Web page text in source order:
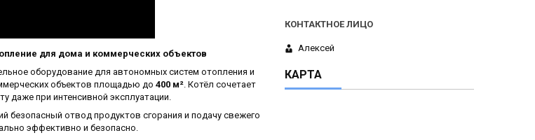
для дома и коммерческих объектов
оборудование для автономных систем отопления и
объектов площадью до 400 м². Котёл сочетает
даже при интенсивной эксплуатации.
отвод продуктов сгорания и подачу свежего
эффективно и безопасно.
Алексей
КАРТА